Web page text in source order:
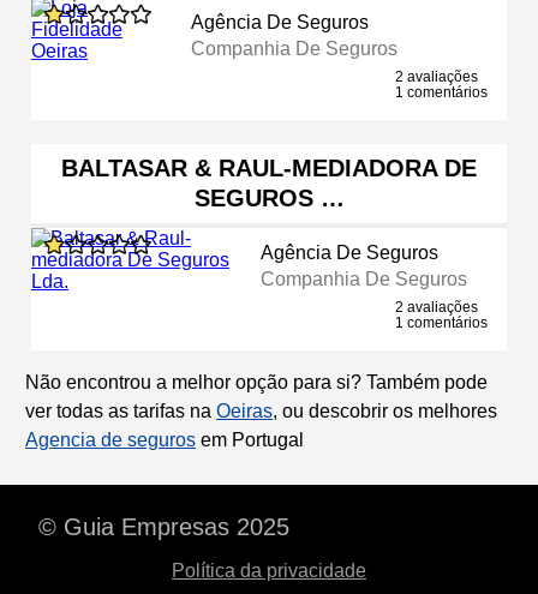
Agência De Seguros
Companhia De Seguros
2 avaliações
1 comentários
BALTASAR & RAUL-MEDIADORA DE
SEGUROS …
Agência De Seguros
Companhia De Seguros
2 avaliações
1 comentários
Não encontrou a melhor opção para si? Também pode
ver todas as tarifas na Oeiras, ou descobrir os melhores
Agencia de seguros em Portugal
© Guia Empresas 2025
Política da privacidade